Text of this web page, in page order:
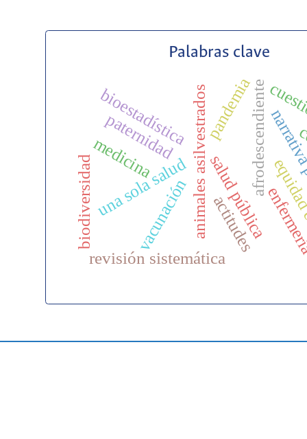
Palabras clave
una sola saludanimales asilvestradossalud pública
biodiversidad
afrodescendiente
vacunación
pandemia
actitudes
bioestadística
medicina
revisión sistemática
paternidad